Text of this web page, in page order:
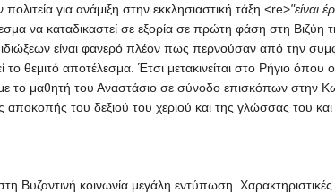
για ανάμιξη στην εκκλησιαστική τάξη <re>"είναι
να καταδικαστεί σε εξορία σε πρώτη φάση στη Βιζύη
είναι φανερό πλέον πως περνούσαν από την
θεμιτό αποτέλεσμα. Έτσι μετακινείται στο Ρήγιο όπου
το μαθητή του Αναστάσιο σε σύνοδο επισκόπων στην
του δεξιού του χεριού και της γλώσσας του και
Βυζαντινή κοινωνία μεγάλη εντύπωση.